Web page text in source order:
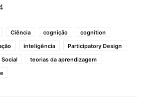
Ciência cognição
cognition
inteligência
Participatory Design
teorias da aprendizagem